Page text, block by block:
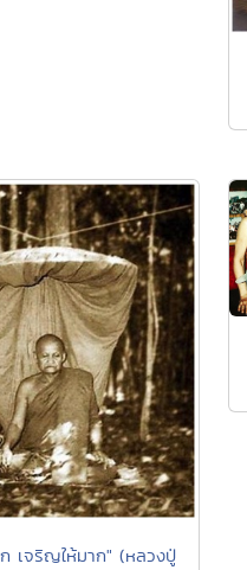
เจริญให้มาก" (หลวงปู่